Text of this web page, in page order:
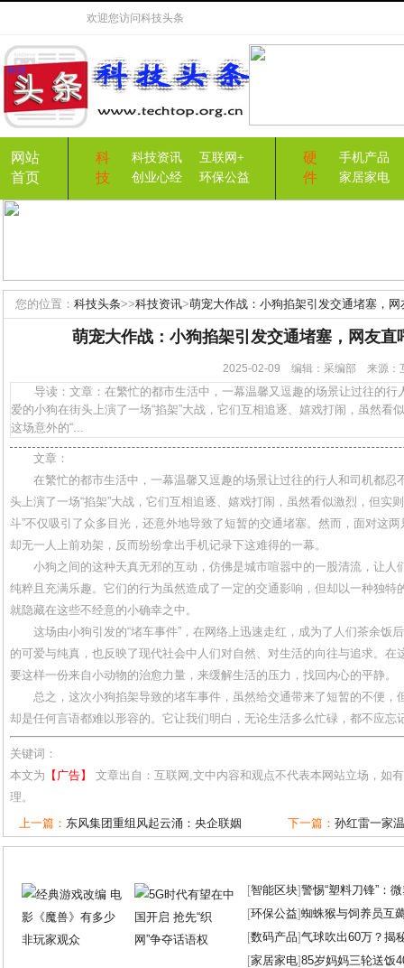
欢迎您访问科技头条
网站
首页
科
技
科技资讯
互联网+
创业心经
环保公益
硬
件
手机产品
家居家电
您的位置： 科技头条>>科技资讯>萌宠大作战：小狗掐架引发交通堵塞，网
萌宠大作战：小狗掐架引发交通堵塞，网友直
2025-02-09 编辑：采编部 来源
导读：文章：在繁忙的都市生活中，一幕温馨又逗趣的场景让过往的行
爱的小狗在街头上演了一场“掐架”大战，它们互相追逐、嬉戏打闹，虽然看
这场意外的“...
文章：
在繁忙的都市生活中，一幕温馨又逗趣的场景让过往的行人和司机都忍
头上演了一场“掐架”大战，它们互相追逐、嬉戏打闹，虽然看似激烈，但实
斗”不仅吸引了众多目光，还意外地导致了短暂的交通堵塞。然而，面对这
却无一人上前劝架，反而纷纷拿出手机记录下这难得的一幕。
小狗之间的这种天真无邪的互动，仿佛是城市喧嚣中的一股清流，让
纯粹且充满乐趣。它们的行为虽然造成了一定的交通影响，但却以一种独特
就隐藏在这些不经意的小确幸之中。
这场由小狗引发的“堵车事件”，在网络上迅速走红，成为了人们茶余饭
的可爱与纯真，也反映了现代社会中人们对自然、对生活的向往与追求。在
要这样一份来自小动物的治愈力量，来缓解生活的压力，找回内心的平静。
总之，这次小狗掐架导致的堵车事件，虽然给交通带来了短暂的不便，
却是任何言语都难以形容的。它让我们明白，无论生活多么忙碌，都不应忘
关键词：
本文为 【广告】
文章出自：互联网,文中内容和观点不代表本网站立场，如
理。
上一篇： 东风集团重组风起云涌：央企联姻 下一篇： 孙红雷一家
[智能区块]警惕“塑料刀锋”：
[环保公益]蜘蛛猴与饲养员互
[数码产品]气球吹出60万？揭
[家居家电]85岁妈妈三轮送饭